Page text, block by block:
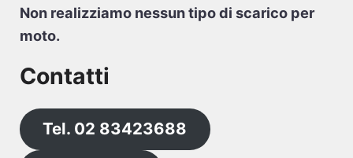
Non realizziamo nessun tipo di scarico per
moto.
Contatti
Tel. 02 83423688